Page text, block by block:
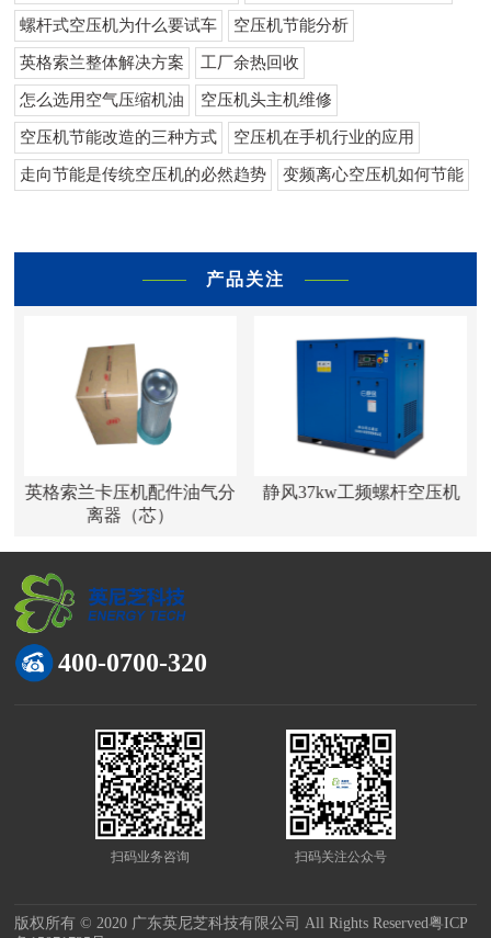
螺杆式空压机为什么要试车 空压机节能分析
英格索兰整体解决方案 工厂余热回收
怎么选用空气压缩机油 空压机头主机维修
空压机节能改造的三种方式 空压机在手机行业的应用
走向节能是传统空压机的必然趋势 变频离心空压机如何节能
产品关注
英格索兰卡压机配件油气分
离器（芯）
静风37kw工频螺杆空压机
400-0700-320
扫码业务咨询 扫码关注公众号
版权所有 © 2020 广东英尼芝科技有限公司 All Rights Reserved粤ICP